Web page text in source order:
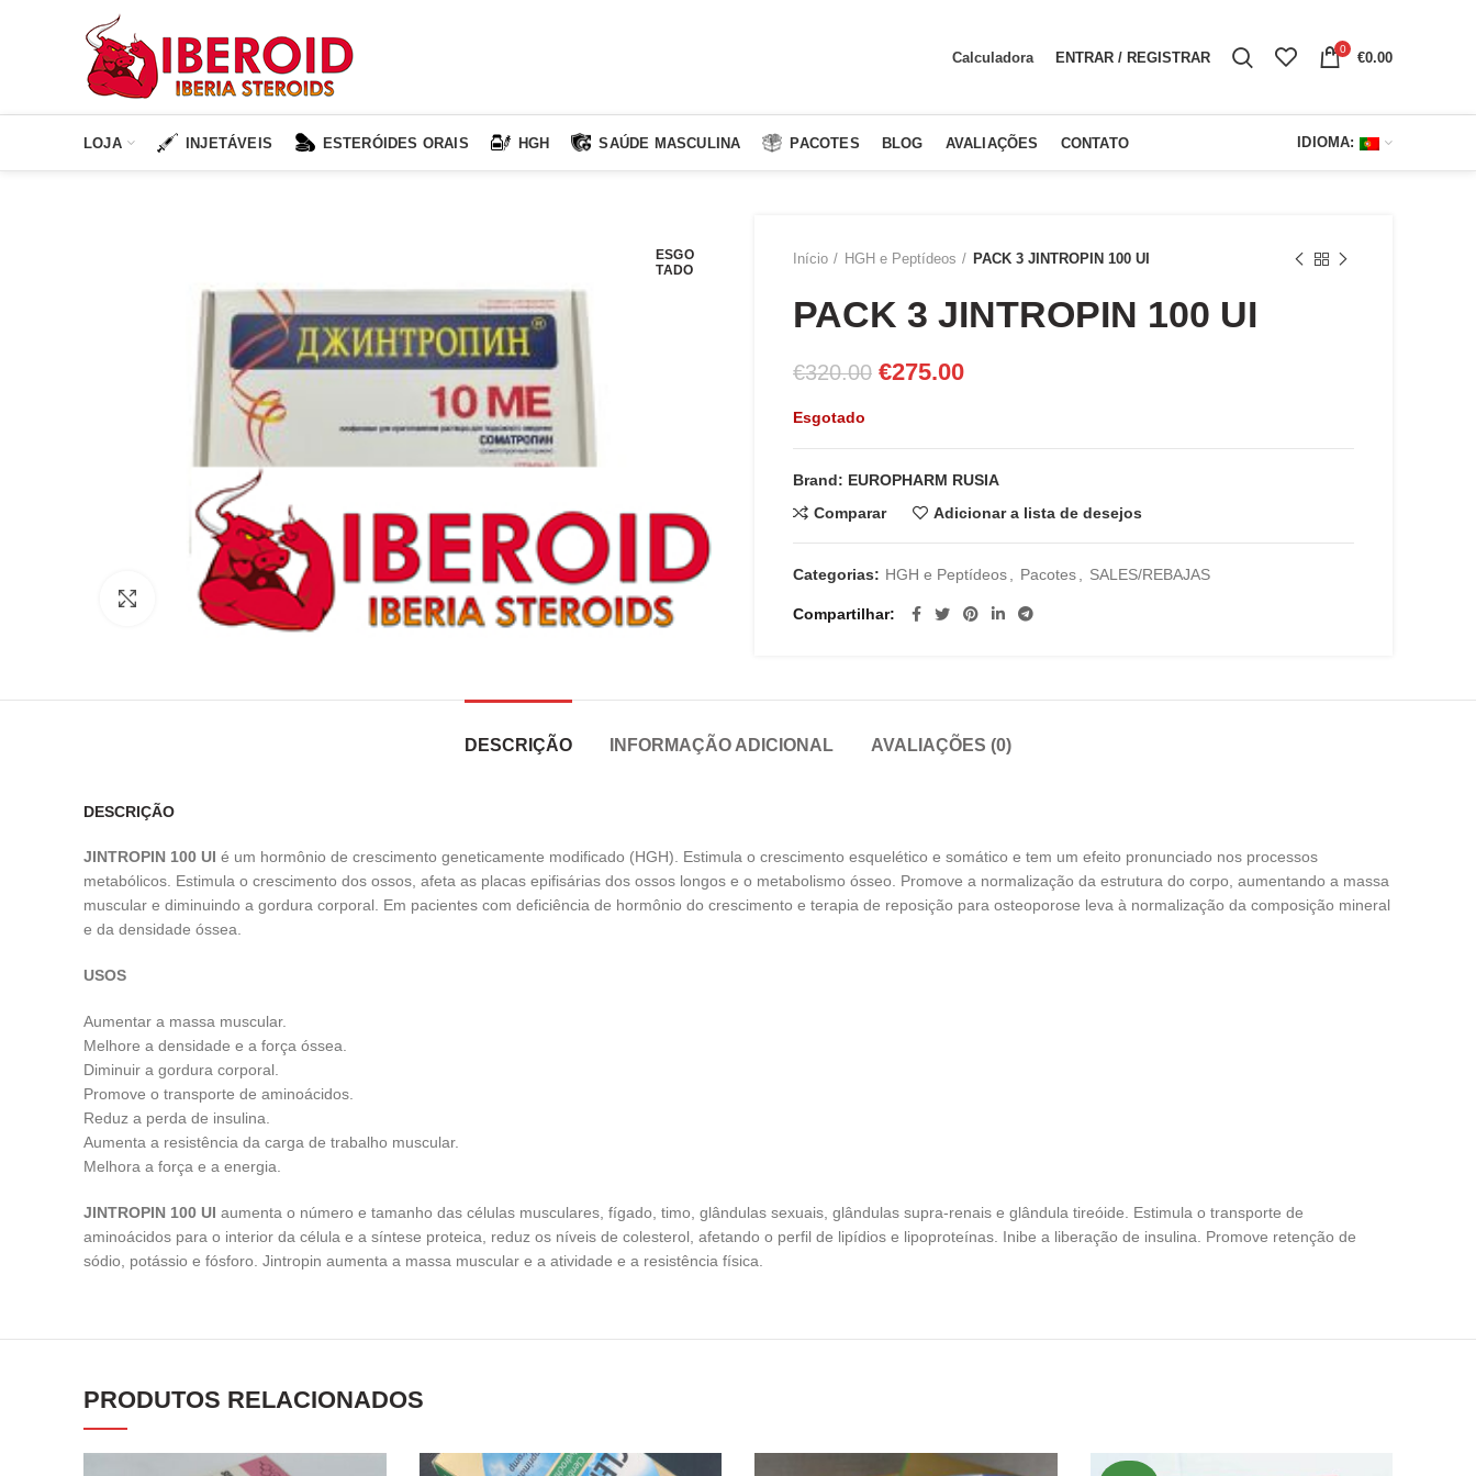
Calculadora ENTRAR / REGISTRAR 0 €0.00
LOJA INJETÁVEIS ESTERÓIDES ORAIS HGH SAÚDE MASCULINA PACOTES BLOG AVALIAÇÕES CONTATO IDIOMA:
ESGO
TADO
Clique para ampliar
Início HGH e Peptídeos PACK 3 JINTROPIN 100 UI
PACK 3 JINTROPIN 100 UI
€320.00 O
era:
€320.00.
€275.00O
é:
€275.00.
Esgotado
Brand: EUROPHARM RUSIA
Comparar
Adicionar a lista de desejos
Categorias: HGH e Peptídeos Pacotes SALES/REBAJAS
Compartilhar
DESCRIÇÃO INFORMAÇÃO ADICIONAL AVALIAÇÕES (0)
DESCRIÇÃO
JINTROPIN 100 UI é um hormônio de crescimento geneticamente modificado (HGH). Estimula o crescimento esquelético e somático e tem um efeito pronunciado nos processos
metabólicos. Estimula o crescimento dos ossos, afeta as placas epifisárias dos ossos longos e o metabolismo ósseo. Promove a normalização da estrutura do corpo, aumentando a massa
muscular e diminuindo a gordura corporal. Em pacientes com deficiência de hormônio do crescimento e terapia de reposição para osteoporose leva à normalização da composição mineral
e da densidade óssea.
USOS
Aumentar a massa muscular.
Melhore a densidade e a força óssea.
Diminuir a gordura corporal.
Promove o transporte de aminoácidos.
Reduz a perda de insulina.
Aumenta a resistência da carga de trabalho muscular.
Melhora a força e a energia.
JINTROPIN 100 UI aumenta o número e tamanho das células musculares, fígado, timo, glândulas sexuais, glândulas supra-renais e glândula tireóide. Estimula o transporte de
aminoácidos para o interior da célula e a síntese proteica, reduz os níveis de colesterol, afetando o perfil de lipídios e lipoproteínas. Inibe a liberação de insulina. Promove retenção de
sódio, potássio e fósforo. Jintropin aumenta a massa muscular e a atividade e a resistência física.
PRODUTOS RELACIONADOS